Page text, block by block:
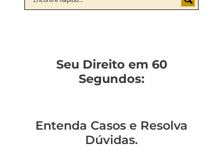
Seu Direito em 60
Segundos:
Entenda Casos e Resolva
Dúvidas.